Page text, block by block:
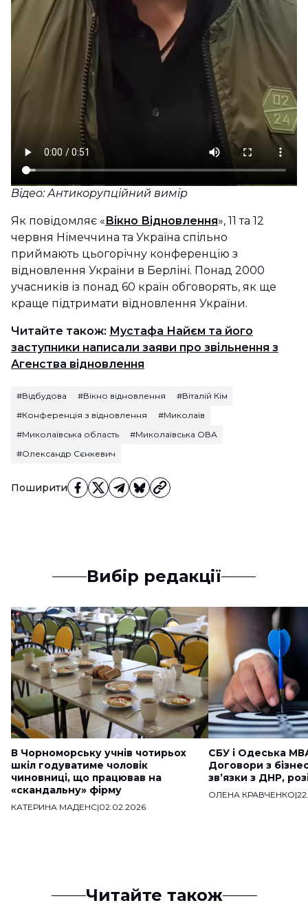
Поширити
Відео: Антикорупційний вимір
Як повідомляє «Вікно Відновлення», 11 та 12
червня Німеччина та Україна спільно
приймають цьогорічну конференцію з
відновлення України в Берліні. Понад 2000
учасників із понад 60 країн обговорять, як ще
краще підтримати відновлення України.
Читайте також: Мустафа Найєм та його
заступники написали заяви про звільнення з
Агенства відновлення
#Відбудова #Вікно відновлення
#Віталій Кім
#Конференція з відновлення
#Миколаїв
#Миколаївська область
#Миколаївська ОВА
#Олександр Сєнкевич
Вибір редакції
В Чорноморську учнів чотирьох
шкіл годуватиме чоловік
чиновниці, що працював на
«скандальну» фірму
КАТЕРИНА МАДЕНС|02.02.2026
СБУ і Одеська
Договори з
звʼязки з ДНР,
ОЛЕНА КРАВЧЕНКО|
Читайте також